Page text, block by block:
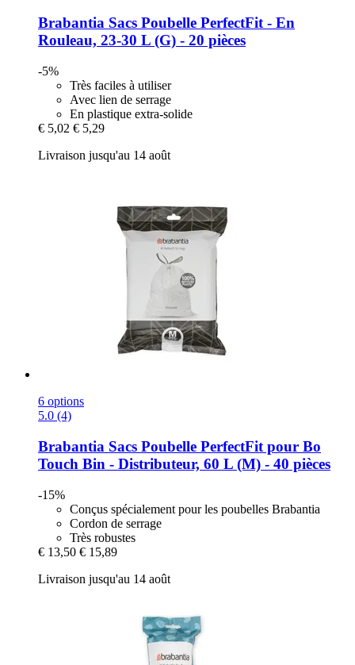
Brabantia Sacs Poubelle PerfectFit -​ En
Rouleau, 23-​30 L (G) -​ 20 pièces
-5%
Très faciles à utiliser
Avec lien de serrage
En plastique extra-solide
€ 5,02 € 5,29
Livraison jusqu'au 14 août
6 options
5.0 (4)
Brabantia Sacs Poubelle PerfectFit pour Bo
Touch Bin -​ Distributeur, 60 L (M) -​ 40 pièces
-15%
Conçus spécialement pour les poubelles Brabantia
Cordon de serrage
Très robustes
€ 13,50 € 15,89
Livraison jusqu'au 14 août